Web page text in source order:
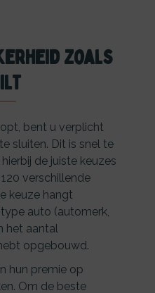
zoals
bent u verplicht
sluiten. Dit is snel te
de juiste keuzes
verschillende
keuze hangt
auto (automerk,
het aantal
opgebouwd.
hun premie op
Om de beste